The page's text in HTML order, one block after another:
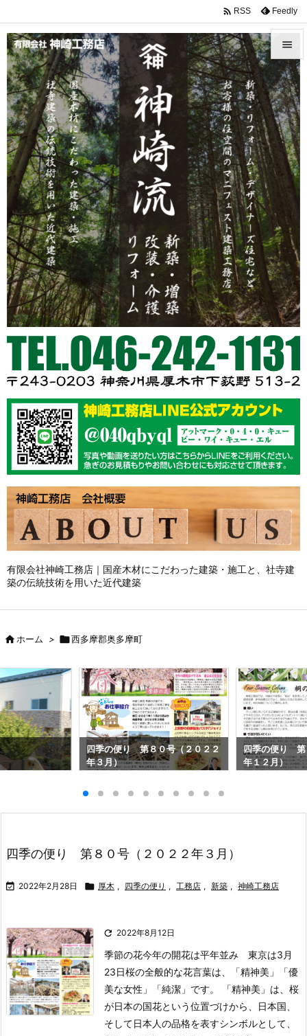
有限会社神崎工務店｜国産木材にこだわった建築・施工と、社寺建
築の伝統技術を用いた近代建築


メニュ

サイド

前へ

次へ

検索
 RSS Feedly
ホーム > 西多摩郡奥多摩町
四季の便り 第８０号（２０２２
年３月）
四季の便り 第
年１２月）
四季の便り 第８０号（２０２２年３月）
 2022年2月28日  厚木 , 四季の便り , 工務店 , 新築 , 神崎工務店
 2022年8月12日
季節の花今年の開花は平年並み 東京は3月
23日桜の全般的な花言葉は、「精神美」「優
美な女性」「純潔」です。 「精神美」は、桜
が日本の国花という位置づけから、日本国、
そして日本人の品格を表すシンボルとして、